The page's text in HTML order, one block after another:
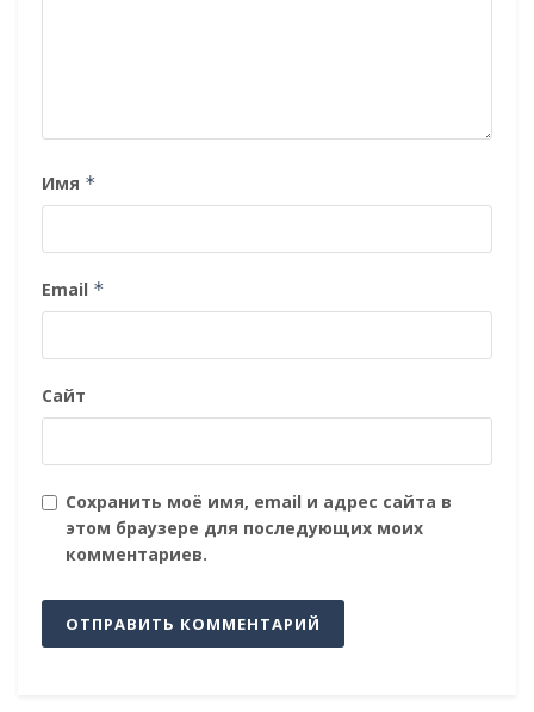
Имя *
Email *
Сайт
Сохранить моё имя, email и адрес сайта в
этом браузере для последующих моих
комментариев.